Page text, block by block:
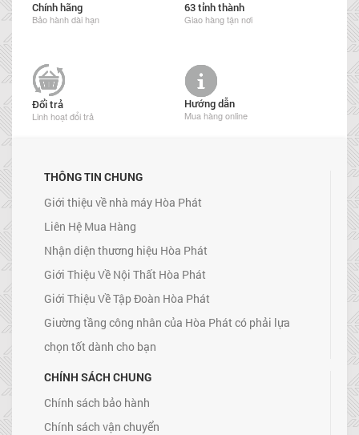
Chính hãng
Bảo hành dài hạn
63 tỉnh thành
Giao hàng tận nơi
Đổi trả
Linh hoạt đổi trả
Hướng dẫn
Mua hàng online
THÔNG TIN CHUNG
Giới thiệu về nhà máy Hòa Phát
Liên Hệ Mua Hàng
Nhận diện thương hiệu Hòa Phát
Giới Thiệu Về Nội Thất Hòa Phát
Giới Thiệu Về Tập Đoàn Hòa Phát
Giường tầng công nhân của Hòa Phát có phải lựa
chọn tốt dành cho bạn
CHÍNH SÁCH CHUNG
Chính sách bảo hành
Chính sách vận chuyển